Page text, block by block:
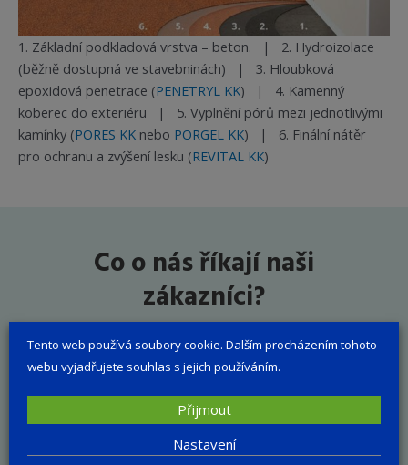
1. Základní podkladová vrstva – beton. | 2. Hydroizolace
(běžně dostupná ve stavebninách) | 3. Hloubková
epoxidová penetrace (PENETRYL KK) | 4. Kamenný
koberec do exteriéru | 5. Vyplnění pórů mezi jednotlivými
kamínky (PORES KK nebo PORGEL KK) | 6. Finální nátěr
pro ochranu a zvýšení lesku (REVITAL KK)
Co o nás říkají naši
zákazníci?
odvedené práce. Pan pokladač je řemeslník ze staré školy,
dokonalým napojením a naohybáním lišt a jiných detailů, to
Tento web používá soubory cookie. Dalším procházením tohoto
webu vyjadřujete souhlas s jejich používáním.
Nastavení
Přijmout